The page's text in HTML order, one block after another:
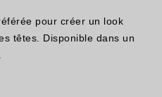
pour créer un look
têtes. Disponible dans un